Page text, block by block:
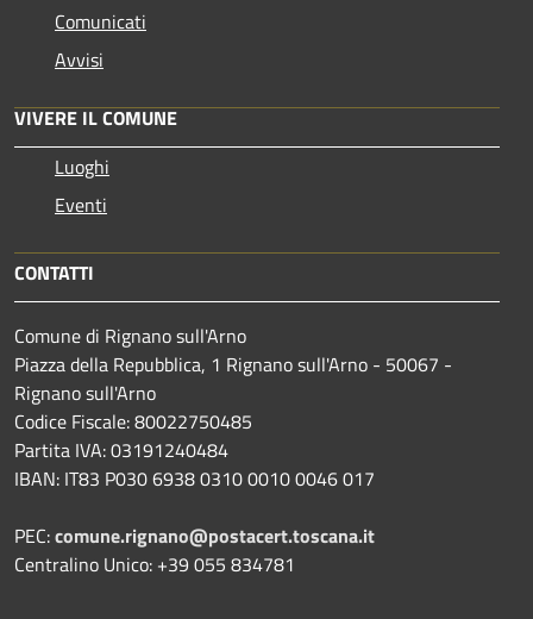
Comunicati
Avvisi
VIVERE IL COMUNE
Luoghi
Eventi
CONTATTI
Comune di Rignano sull'Arno
Piazza della Repubblica, 1 Rignano sull'Arno - 50067 -
Rignano sull'Arno
Codice Fiscale: 80022750485
Partita IVA: 03191240484
IBAN: IT83 P030 6938 0310 0010 0046 017
PEC:comune.rignano@postacert.toscana.it
Centralino Unico: +39 055 834781